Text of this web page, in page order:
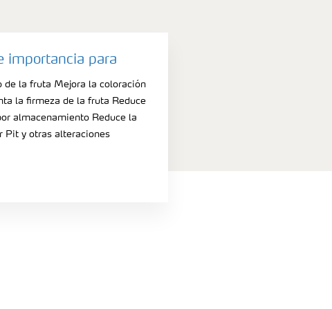
importancia para
de la fruta Mejora la coloración
la firmeza de la fruta Reduce
almacenamiento Reduce la
Pit y otras alteraciones